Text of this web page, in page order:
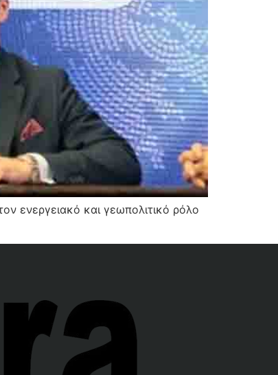
ενεργειακό και γεωπολιτικό ρόλο